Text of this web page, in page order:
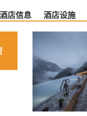
店信息 酒店设施